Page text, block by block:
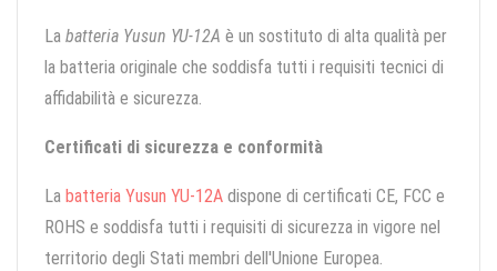
La batteria Yusun YU-12A è un sostituto di alta qualità per
la batteria originale che soddisfa tutti i requisiti tecnici di
affidabilità e sicurezza.
Certificati di sicurezza e conformità
La batteria Yusun YU-12A dispone di certificati CE, FCC e
ROHS e soddisfa tutti i requisiti di sicurezza in vigore nel
territorio degli Stati membri dell'Unione Europea.